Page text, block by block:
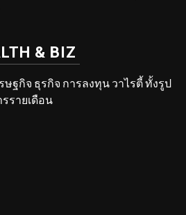
& BIZ
ษฐกิจ ธุรกิจ การลงทุน วาไรตี้ ทั้งรูป
รายเดือน